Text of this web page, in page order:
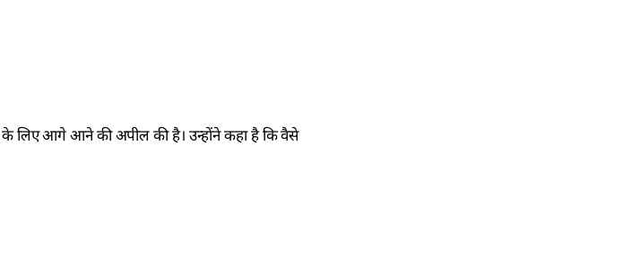
के लिए आगे आने की अपील की है। उन्होंने कहा है कि वैसे